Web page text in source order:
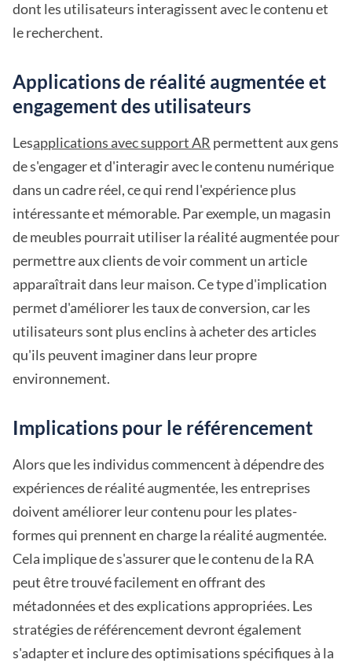
dont les utilisateurs interagissent avec le contenu et
le recherchent.
Applications de réalité augmentée et
engagement des utilisateurs
Lesapplications avec support AR permettent aux gens
de s'engager et d'interagir avec le contenu numérique
dans un cadre réel, ce qui rend l'expérience plus
intéressante et mémorable. Par exemple, un magasin
de meubles pourrait utiliser la réalité augmentée pour
permettre aux clients de voir comment un article
apparaîtrait dans leur maison. Ce type d'implication
permet d'améliorer les taux de conversion, car les
utilisateurs sont plus enclins à acheter des articles
qu'ils peuvent imaginer dans leur propre
environnement.
Implications pour le référencement
Alors que les individus commencent à dépendre des
expériences de réalité augmentée, les entreprises
doivent améliorer leur contenu pour les plates-
formes qui prennent en charge la réalité augmentée.
Cela implique de s'assurer que le contenu de la RA
peut être trouvé facilement en offrant des
métadonnées et des explications appropriées. Les
stratégies de référencement devront également
s'adapter et inclure des optimisations spécifiques à la